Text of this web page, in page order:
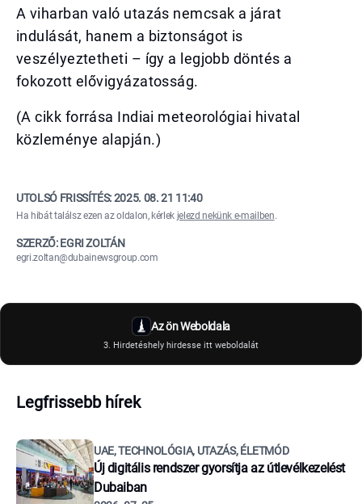
A viharban való utazás nemcsak a járat
indulását, hanem a biztonságot is
veszélyeztetheti – így a legjobb döntés a
fokozott elővigyázatosság.
(A cikk forrása Indiai meteorológiai hivatal
közleménye alapján.)
UTOLSÓ FRISSÍTÉS:2025. 08. 21 11:40
Ha hibát találsz ezen az oldalon, kérlek jelezd nekünk e-mailben.
SZERZŐ: EGRI ZOLTÁN
egri.zoltan@dubainewsgroup.com
Az ön Weboldala
3. Hirdetéshely hirdesse itt weboldalát
Legfrissebb hírek
UAE, TECHNOLÓGIA, UTAZÁS, ÉLETMÓD
Új digitális rendszer gyorsítja az útlevélkezelést
Dubaiban